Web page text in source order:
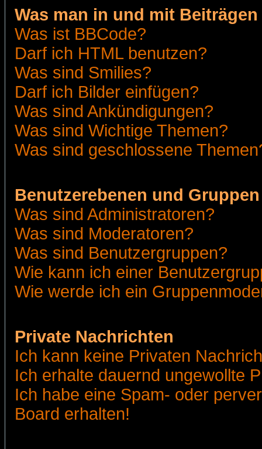
Was man in und mit
Was ist BBCode?
Darf ich HTML benutzen?
Was sind Smilies?
Darf ich Bilder einfügen?
Was sind Ankündigungen?
Was sind Wichtige Themen?
Was sind geschlossene
Benutzerebenen und Gruppen
Was sind Administratoren?
Was sind Moderatoren?
Was sind Benutzergruppen?
Wie kann ich einer
Wie werde ich ein
Private Nachrichten
Ich kann keine Privaten
Ich erhalte dauernd ungewollte
Ich habe eine Spam- oder
Board erhalten!